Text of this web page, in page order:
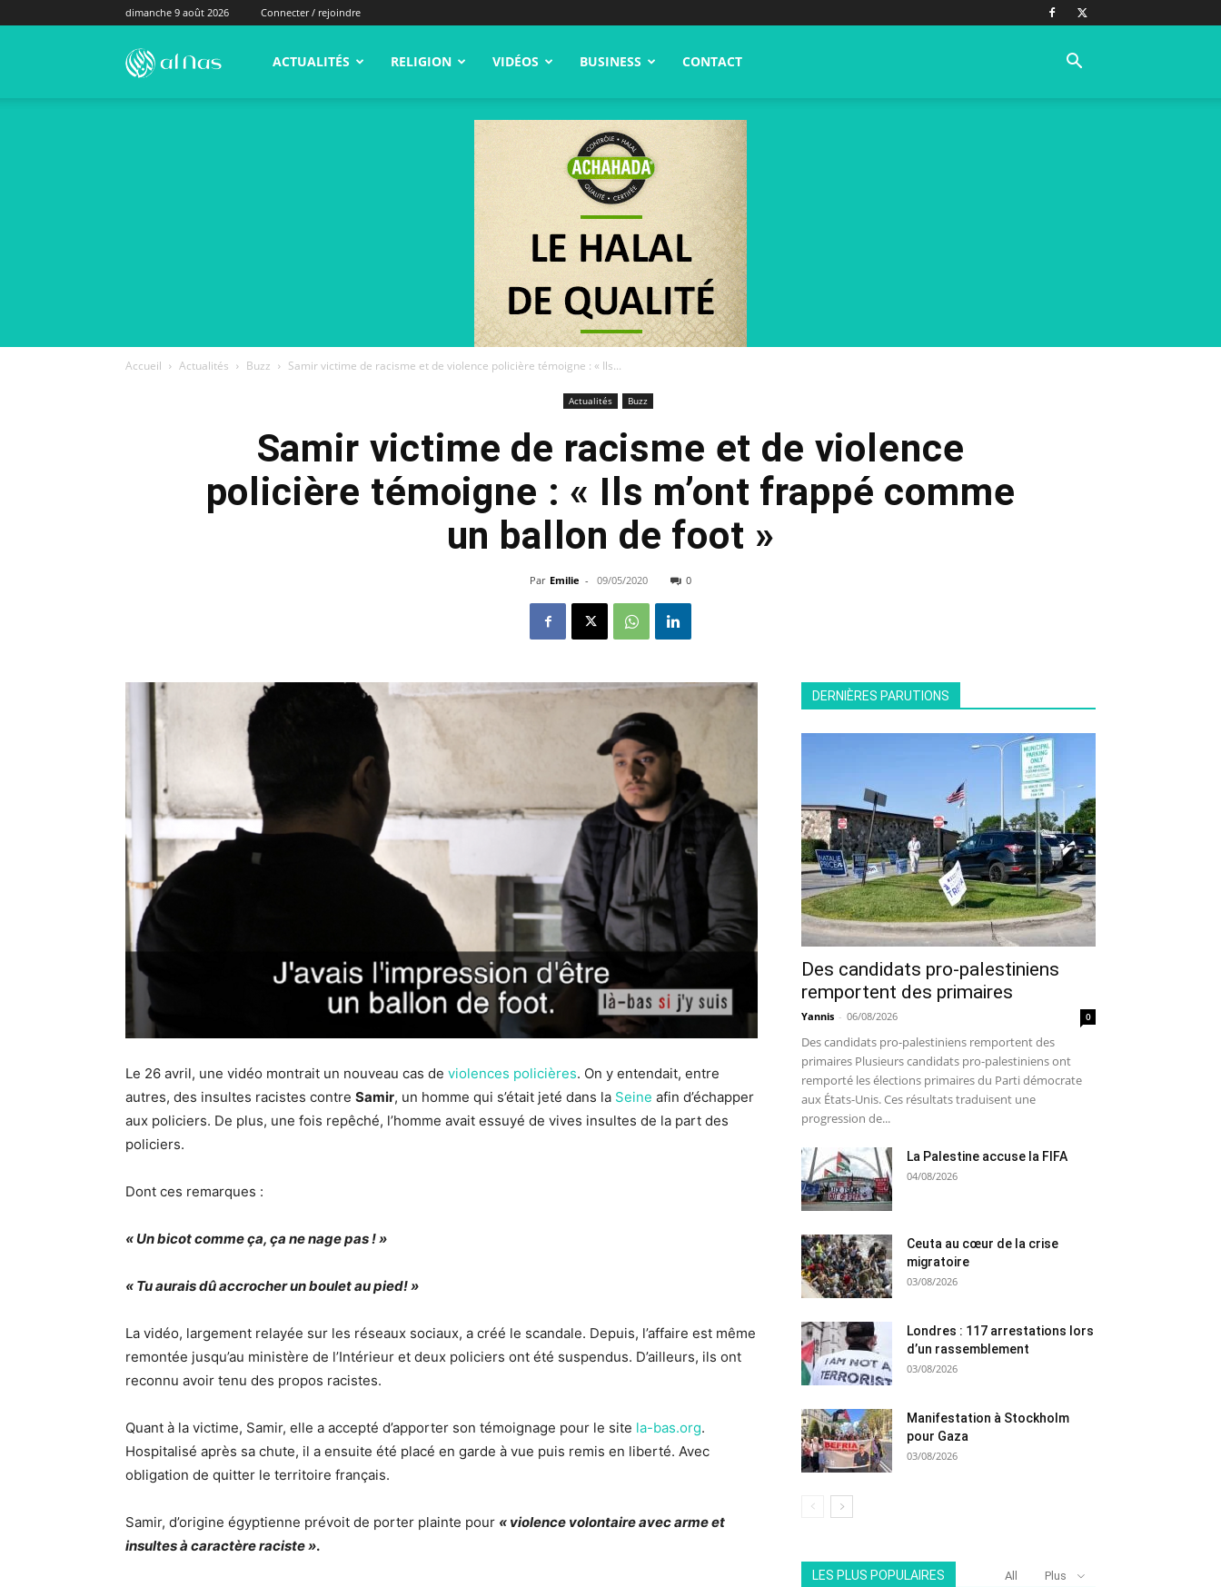
dimanche 9 août 2026 Connecter / rejoindre
alNas.fr ACTUALITÉS RELIGION VIDÉOS BUSINESS CONTACT
Accueil Actualités Buzz Samir victime de racisme et de violence policière témoigne : « Ils...
Actualités Buzz
Samir victime de racisme et de violence
policière témoigne : « Ils m’ont frappé comme
un ballon de foot »
Par Emilie - 09/05/2020 0
Le 26 avril, une vidéo montrait un nouveau cas de violences policières. On y entendait, entre
autres, des insultes racistes contre Samir, un homme qui s’était jeté dans la Seine afin d’échapper
aux policiers. De plus, une fois repêché, l’homme avait essuyé de vives insultes de la part des
policiers.
Dont ces remarques :
« Un bicot comme ça, ça ne nage pas ! »
« Tu aurais dû accrocher un boulet au pied! »
La vidéo, largement relayée sur les réseaux sociaux, a créé le scandale. Depuis, l’affaire est même
remontée jusqu’au ministère de l’Intérieur et deux policiers ont été suspendus. D’ailleurs, ils ont
reconnu avoir tenu des propos racistes.
Quant à la victime, Samir, elle a accepté d’apporter son témoignage pour le site la-bas.org.
Hospitalisé après sa chute, il a ensuite été placé en garde à vue puis remis en liberté. Avec
obligation de quitter le territoire français.
Samir, d’origine égyptienne prévoit de porter plainte pour « violence volontaire avec arme et
insultes à caractère raciste ».
DERNIÈRES PARUTIONS
Des candidats pro-palestiniens
remportent des primaires
Yannis - 06/08/2026 0
Des candidats pro-palestiniens remportent des
primaires Plusieurs candidats pro-palestiniens ont
remporté les élections primaires du Parti démocrate
aux États-Unis. Ces résultats traduisent une
progression de...
La Palestine accuse la FIFA
04/08/2026
Ceuta au cœur de la crise
migratoire
03/08/2026
Londres : 117 arrestations lors
d’un rassemblement
03/08/2026
Manifestation à Stockholm
pour Gaza
03/08/2026
LES PLUS POPULAIRES All Plus